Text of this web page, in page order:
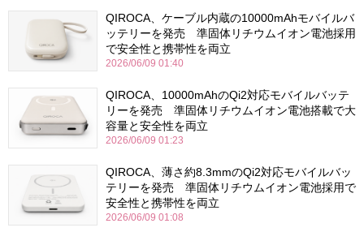
QIROCA、ケーブル内蔵の10000mAhモバイルバ
ッテリーを発売 準固体リチウムイオン電池採用
で安全性と携帯性を両立
2026/06/09 01:40
QIROCA、10000mAhのQi2対応モバイルバッテ
リーを発売 準固体リチウムイオン電池搭載で大
容量と安全性を両立
2026/06/09 01:23
QIROCA、薄さ約8.3mmのQi2対応モバイルバッ
テリーを発売 準固体リチウムイオン電池採用で
安全性と携帯性を両立
2026/06/09 01:08